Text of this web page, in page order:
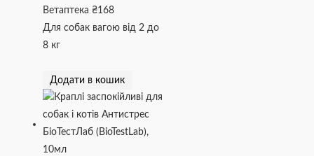
Ветаптека₴168
Для собак вагою від 2 до
8 кг
Додати в кошик